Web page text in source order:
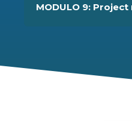
MODULO 9: